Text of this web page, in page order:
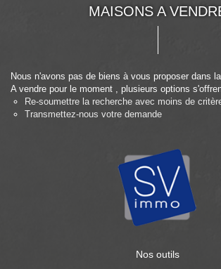
MAISONS A
Nous n'avons pas de biens à vous proposer dans
A vendre pour le moment , plusieurs options
Re-soumettre la recherche avec moins de
Transmettez-nous votre demande
Nos outils